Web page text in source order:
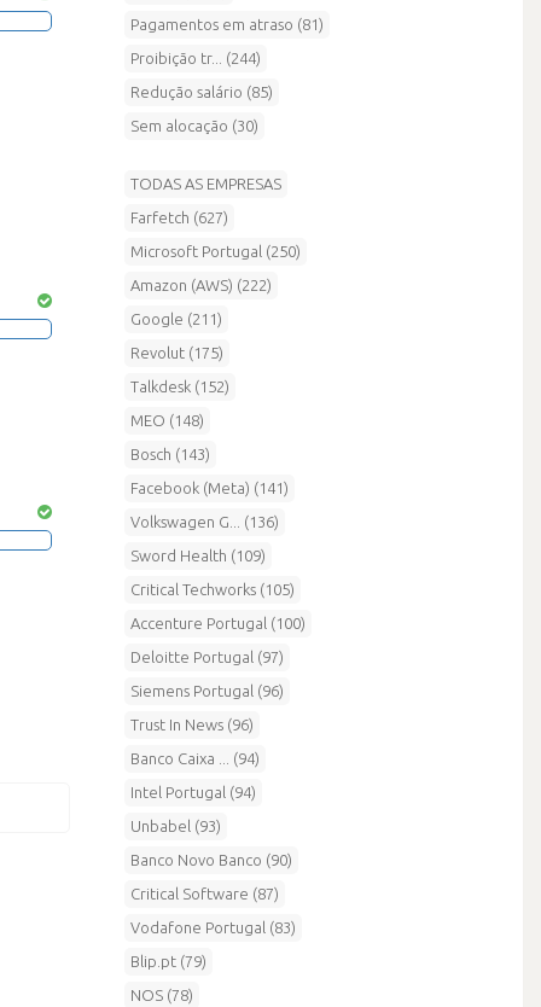
Pagamentos em atraso (81)
Proibição tr... (244)
Redução salário (85)
Sem alocação (30)
TODAS AS EMPRESAS
Farfetch (627)
Microsoft Portugal (250)
Amazon (AWS) (222)
Google (211)
Revolut (175)
Talkdesk (152)
MEO (148)
Bosch (143)
Facebook (Meta) (141)
Volkswagen G... (136)
Sword Health (109)
Critical Techworks (105)
Accenture Portugal (100)
Deloitte Portugal (97)
Siemens Portugal (96)
Trust In News (96)
Banco Caixa ... (94)
Intel Portugal (94)
Unbabel (93)
Banco Novo Banco (90)
Critical Software (87)
Vodafone Portugal (83)
Blip.pt (79)
NOS (78)